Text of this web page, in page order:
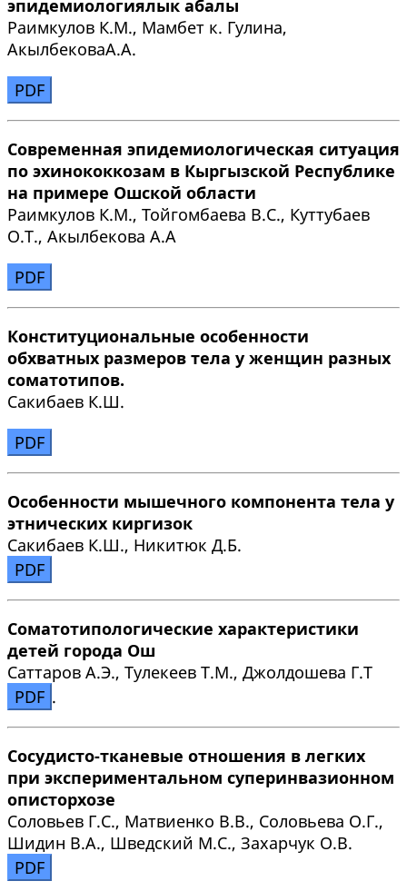
эпидемиологиялык абалы
Раимкулов К.М., Мамбет к. Гулина,
АкылбековаА.А.
PDF
Современная эпидемиологическая ситуация
по эхинококкозам в Кыргызской Республике
на примере Ошской области
Раимкулов К.М., Тойгомбаева В.С., Куттубаев
О.Т., Акылбекова А.А
PDF
Конституциональные особенности
обхватных размеров тела у женщин разных
соматотипов.
Сакибаев К.Ш.
PDF
Особенности мышечного компонента тела у
этнических киргизок
Сакибаев К.Ш., Никитюк Д.Б.
PDF
Соматотипологические характеристики
детей города Ош
Саттаров А.Э., Тулекеев Т.М., Джолдошева Г.Т
PDF .
Сосудисто-тканевые отношения в легких
при экспериментальном суперинвазионном
описторхозе
Соловьев Г.С., Матвиенко В.В., Соловьева О.Г.,
Шидин В.А., Шведский М.С., Захарчук О.В.
PDF